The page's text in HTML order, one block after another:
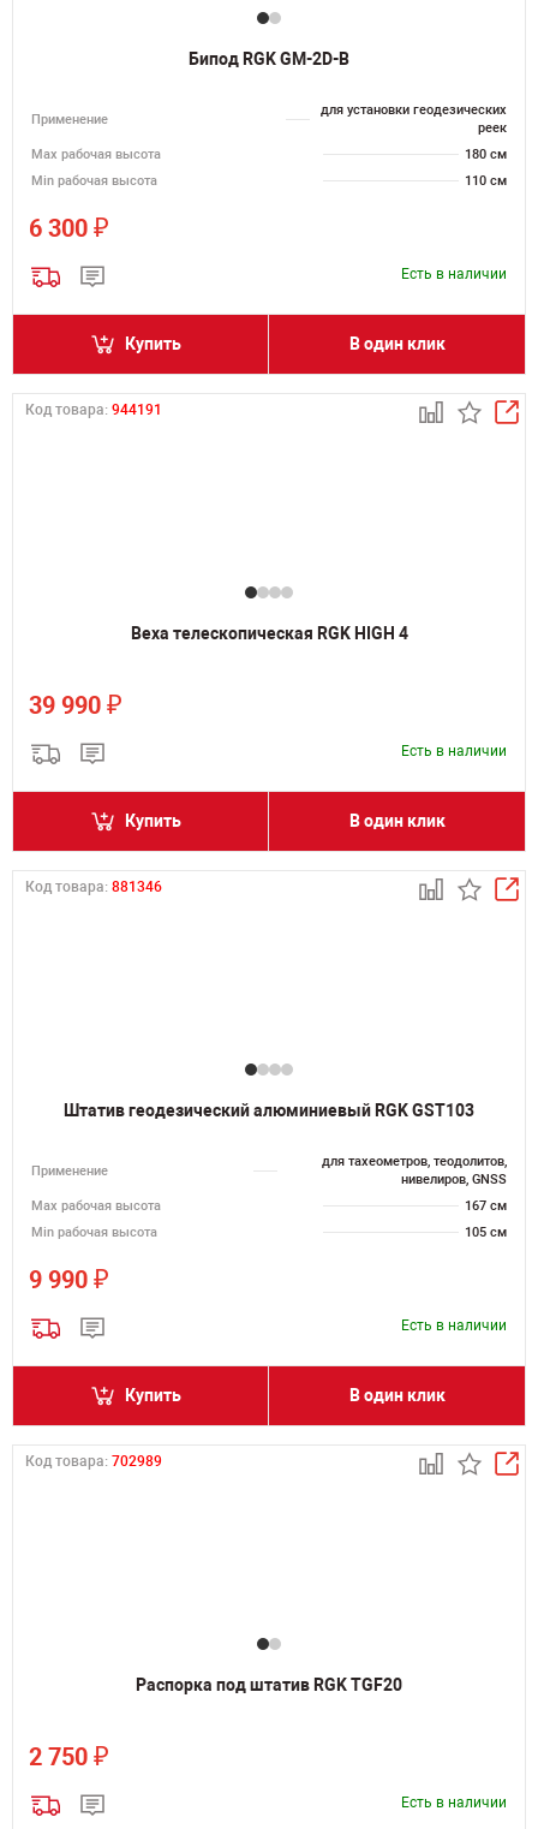
Бипод RGK GM-2D-B
Применение
для установки геодезических
реек
Мах рабочая высота
180 см
Min рабочая высота
110 см
6 300 ₽
Есть в наличии
Купить В один клик
Код товара: 944191
Веха телескопическая RGK HIGH 4
39 990 ₽
Есть в наличии
Купить В один клик
Код товара: 881346
Штатив геодезический алюминиевый RGK GST103
Применение
для тахеометров, теодолитов,
нивелиров, GNSS
Мах рабочая высота
167 см
Min рабочая высота
105 см
9 990 ₽
Есть в наличии
Купить В один клик
Код товара: 702989
Распорка под штатив RGK TGF20
2 750 ₽
Есть в наличии